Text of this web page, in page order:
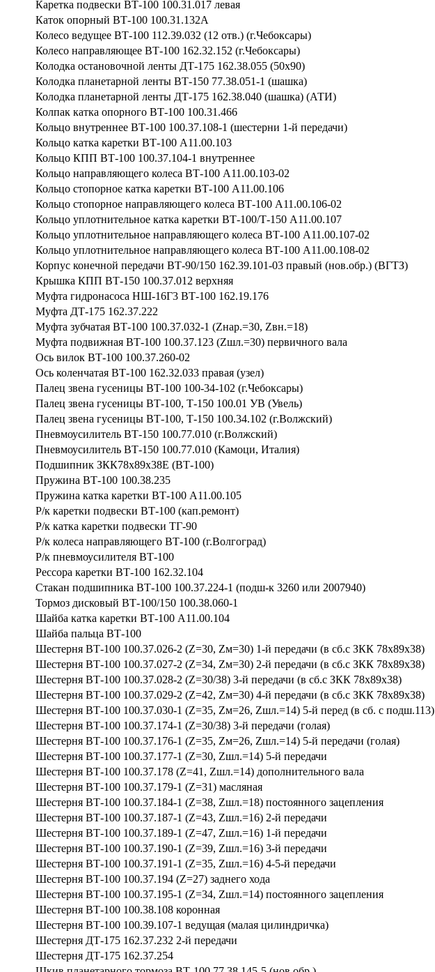
Каретка подвески ВТ-100 100.31.017 левая
Каток опорный ВТ-100 100.31.132А
Колесо ведущее ВТ-100 112.39.032 (12 отв.) (г.Чебоксары)
Колесо направляющее ВТ-100 162.32.152 (г.Чебоксары)
Колодка остановочной ленты ДТ-175 162.38.055 (50х90)
Колодка планетарной ленты ВТ-150 77.38.051-1 (шашка)
Колодка планетарной ленты ДТ-175 162.38.040 (шашка) (АТИ)
Колпак катка опорного ВТ-100 100.31.466
Кольцо внутреннее ВТ-100 100.37.108-1 (шестерни 1-й передачи)
Кольцо катка каретки ВТ-100 А11.00.103
Кольцо КПП ВТ-100 100.37.104-1 внутреннее
Кольцо направляющего колеса ВТ-100 А11.00.103-02
Кольцо стопорное катка каретки ВТ-100 А11.00.106
Кольцо стопорное направляющего колеса ВТ-100 А11.00.106-02
Кольцо уплотнительное катка каретки ВТ-100/Т-150 А11.00.107
Кольцо уплотнительное направляющего колеса ВТ-100 А11.00.107-02
Кольцо уплотнительное направляющего колеса ВТ-100 А11.00.108-02
Корпус конечной передачи ВТ-90/150 162.39.101-03 правый (нов.обр.) (ВГТЗ)
Крышка КПП ВТ-150 100.37.012 верхняя
Муфта гидронасоса НШ-16Г3 ВТ-100 162.19.176
Муфта ДТ-175 162.37.222
Муфта зубчатая ВТ-100 100.37.032-1 (Zнар.=30, Zвн.=18)
Муфта подвижная ВТ-100 100.37.123 (Zшл.=30) первичного вала
Ось вилок ВТ-100 100.37.260-02
Ось коленчатая ВТ-100 162.32.033 правая (узел)
Палец звена гусеницы ВТ-100 100-34-102 (г.Чебоксары)
Палец звена гусеницы ВТ-100, Т-150 100.01 УВ (Увель)
Палец звена гусеницы ВТ-100, Т-150 100.34.102 (г.Волжский)
Пневмоусилитель ВТ-150 100.77.010 (г.Волжский)
Пневмоусилитель ВТ-150 100.77.010 (Камоци, Италия)
Подшипник ЗКК78х89х38Е (ВТ-100)
Пружина ВТ-100 100.38.235
Пружина катка каретки ВТ-100 А11.00.105
Р/к каретки подвески ВТ-100 (кап.ремонт)
Р/к катка каретки подвески ТГ-90
Р/к колеса направляющего ВТ-100 (г.Волгоград)
Р/к пневмоусилителя ВТ-100
Рессора каретки ВТ-100 162.32.104
Стакан подшипника ВТ-100 100.37.224-1 (подш-к 3260 или 2007940)
Тормоз дисковый ВТ-100/150 100.38.060-1
Шайба катка каретки ВТ-100 А11.00.104
Шайба пальца ВТ-100
Шестерня ВТ-100 100.37.026-2 (Z=30, Zм=30) 1-й передачи (в сб.с ЗКК 78х89х38)
Шестерня ВТ-100 100.37.027-2 (Z=34, Zм=30) 2-й передачи (в сб.с ЗКК 78х89х38)
Шестерня ВТ-100 100.37.028-2 (Z=30/38) 3-й передачи (в сб.с ЗКК 78х89х38)
Шестерня ВТ-100 100.37.029-2 (Z=42, Zм=30) 4-й передачи (в сб.с ЗКК 78х89х38)
Шестерня ВТ-100 100.37.030-1 (Z=35, Zм=26, Zшл.=14) 5-й перед (в сб. с подш.113)
Шестерня ВТ-100 100.37.174-1 (Z=30/38) 3-й передачи (голая)
Шестерня ВТ-100 100.37.176-1 (Z=35, Zм=26, Zшл.=14) 5-й передачи (голая)
Шестерня ВТ-100 100.37.177-1 (Z=30, Zшл.=14) 5-й передачи
Шестерня ВТ-100 100.37.178 (Z=41, Zшл.=14) дополнительного вала
Шестерня ВТ-100 100.37.179-1 (Z=31) масляная
Шестерня ВТ-100 100.37.184-1 (Z=38, Zшл.=18) постоянного зацепления
Шестерня ВТ-100 100.37.187-1 (Z=43, Zшл.=16) 2-й передачи
Шестерня ВТ-100 100.37.189-1 (Z=47, Zшл.=16) 1-й передачи
Шестерня ВТ-100 100.37.190-1 (Z=39, Zшл.=16) 3-й передачи
Шестерня ВТ-100 100.37.191-1 (Z=35, Zшл.=16) 4-5-й передачи
Шестерня ВТ-100 100.37.194 (Z=27) заднего хода
Шестерня ВТ-100 100.37.195-1 (Z=34, Zшл.=14) постоянного зацепления
Шестерня ВТ-100 100.38.108 коронная
Шестерня ВТ-100 100.39.107-1 ведущая (малая цилиндричка)
Шестерня ДТ-175 162.37.232 2-й передачи
Шестерня ДТ-175 162.37.254